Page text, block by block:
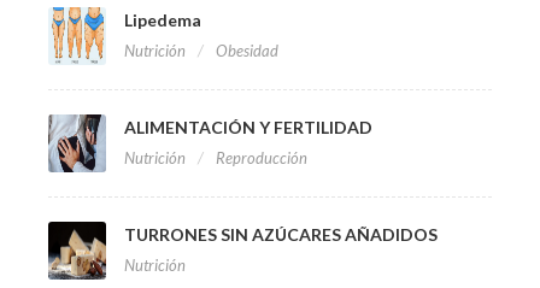
Lipedema
Nutrición Obesidad
ALIMENTACIÓN Y FERTILIDAD
Nutrición Reproducción
TURRONES SIN AZÚCARES AÑADIDOS
Nutrición